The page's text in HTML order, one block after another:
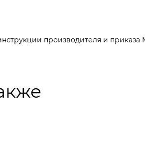
производителя и приказа